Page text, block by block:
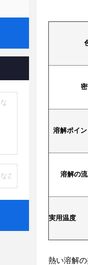
溶解ポイン
溶解の流
実用温度
熱い溶解